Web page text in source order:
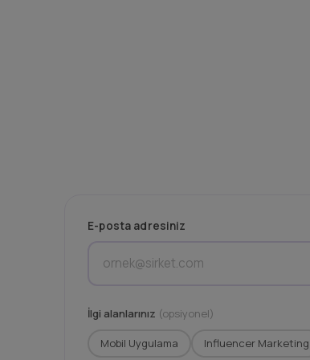
E-posta adresiniz
İlgi alanlarınız (opsiyonel)
Mobil Uygulama Influencer Marketing